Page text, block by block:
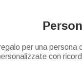
per una
con
del matrimonio di un